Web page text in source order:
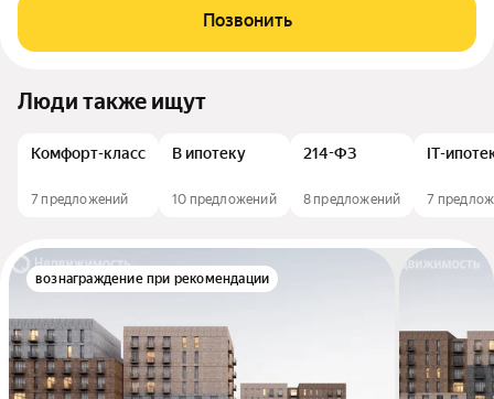
Позвонить
Люди также ищут
Комфорт-класс
7 предложений
В ипотеку
10 предложений
214-ФЗ
8 предложений
IT-
7
вознаграждение при рекомендации